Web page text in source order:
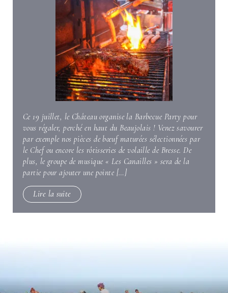
Ce 19 juillet, le Château organise la Barbecue Party pour
vous régaler, perché en haut du Beaujolais ! Venez savourer
par exemple nos pièces de bœuf maturées sélectionnées par
le Chef ou encore les rôtisseries de volaille de Bresse. De
plus, le groupe de musique « Les Canailles » sera de la
partie pour ajouter une pointe […]
Lire la suite